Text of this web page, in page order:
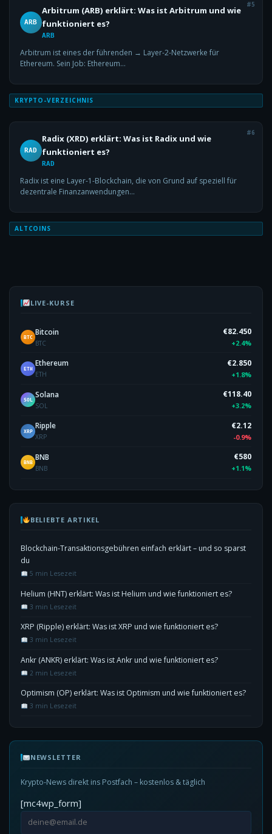
#5
ARB
Arbitrum (ARB) erklärt: Was ist Arbitrum und wie
funktioniert es?
ARB
Arbitrum ist eines der führenden → Layer-2-Netzwerke für
Ethereum. Sein Job: Ethereum…
KRYPTO-VERZEICHNIS
#6
RAD
Radix (XRD) erklärt: Was ist Radix und wie
funktioniert es?
RAD
Radix ist eine Layer-1-Blockchain, die von Grund auf speziell für
dezentrale Finanzanwendungen…
ALTCOINS
LIVE-KURSE
BTC
Bitcoin
BTC
€82.450
+2.4%
ETH
Ethereum
ETH
€2.850
+1.8%
SOL
Solana
SOL
€118.40
+3.2%
XRP
Ripple
XRP
€2.12
-0.9%
BNB
BNB
BNB
€580
+1.1%
BELIEBTE ARTIKEL
Blockchain-Transaktionsgebühren einfach erklärt – und so sparst
du
5 min Lesezeit
Helium (HNT) erklärt: Was ist Helium und wie funktioniert es?
3 min Lesezeit
XRP (Ripple) erklärt: Was ist XRP und wie funktioniert es?
3 min Lesezeit
Ankr (ANKR) erklärt: Was ist Ankr und wie funktioniert es?
2 min Lesezeit
Optimism (OP) erklärt: Was ist Optimism und wie funktioniert es?
3 min Lesezeit
NEWSLETTER
Krypto-News direkt ins Postfach – kostenlos & täglich
[mc4wp_form]